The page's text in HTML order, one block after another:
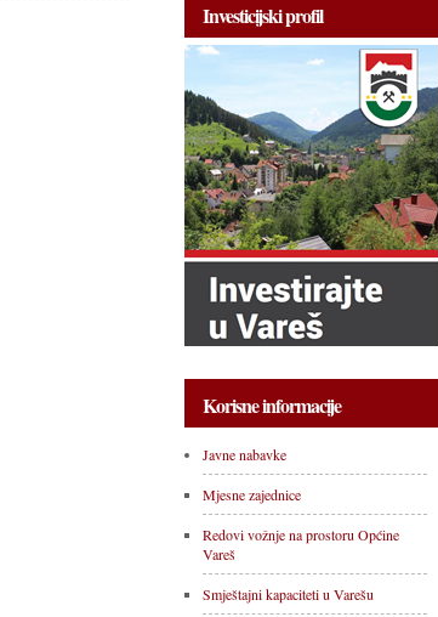
Investicijski profil
Korisne informacije
Javne nabavke
Mjesne zajednice
Redovi vožnje na prostoru Općine
Vareš
Smještajni kapaciteti u Varešu